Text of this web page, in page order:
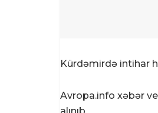
Kürdəmirdə intihar
Avropa.info xəbər